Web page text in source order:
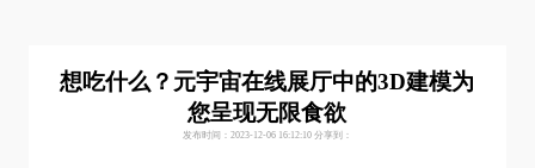
想吃什么？元宇宙在线展厅中的3D建模为
您呈现无限食欲
发布时间：2023-12-06 16:12:10 分享到：